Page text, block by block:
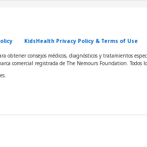
KidsHealth Privacy Policy & Terms of Use
obtener consejos médicos, diagnósticos y tratamientos
comercial registrada de The Nemours Foundation. Todos